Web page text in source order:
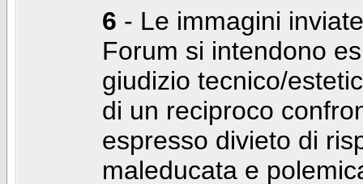
6 - Le immagini
Forum si intendono
giudizio tecnico/
di un reciproco
espresso divieto di
maleducata e